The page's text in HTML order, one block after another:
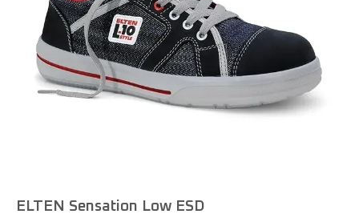
ELTEN Sensation Low ESD